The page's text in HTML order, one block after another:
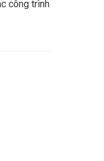
công trình